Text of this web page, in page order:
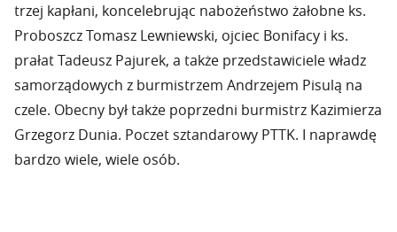
trzej kapłani, koncelebrując nabożeństwo żałobne ks.
Proboszcz Tomasz Lewniewski, ojciec Bonifacy i ks.
prałat Tadeusz Pajurek, a także przedstawiciele władz
samorządowych z burmistrzem Andrzejem Pisulą na
czele. Obecny był także poprzedni burmistrz Kazimierza
Grzegorz Dunia. Poczet sztandarowy PTTK. I naprawdę
bardzo wiele, wiele osób.